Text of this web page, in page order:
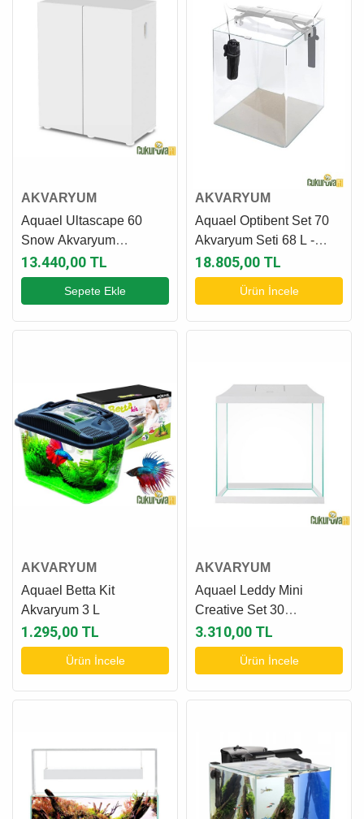
AKVARYUM
Aquael Ultascape 60
Snow Akvaryum
Mobilyası
13.440,00 TL
Sepete Ekle
AKVARYUM
Aquael Optibent Set 70
Akvaryum Seti 68 L -
Beyaz
18.805,00 TL
Ürün İncele
AKVARYUM
Aquael Betta Kit
Akvaryum 3 L
1.295,00 TL
Ürün İncele
AKVARYUM
Aquael Leddy Mini
Creative Set 30
Akvaryum 13 L - Beyaz
3.310,00 TL
Ürün İncele